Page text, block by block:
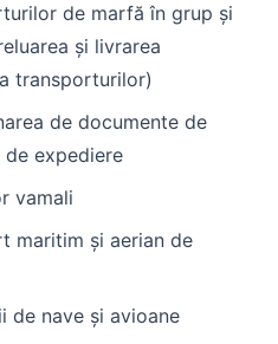
de marfă în grup și
și livrarea
transporturilor)
de documente de
expediere
vamali
maritim și aerian de
de nave și avioane